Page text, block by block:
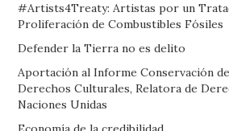
#Artists4Treaty: Artistas por un
Proliferación de Combustibles Fósiles
Defender la Tierra no es delito
Aportación al Informe Conservación
Derechos Culturales, Relatora de
Naciones Unidas